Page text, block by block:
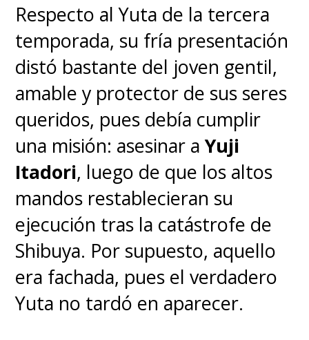
Respecto al Yuta de la tercera
temporada, su fría presentación
distó bastante del joven gentil,
amable y protector de sus seres
queridos, pues debía cumplir
una misión: asesinar aYuji
Itadori, luego de que los altos
mandos restablecieran su
ejecución tras la catástrofe de
Shibuya. Por supuesto, aquello
era fachada, pues el verdadero
Yuta no tardó en aparecer.